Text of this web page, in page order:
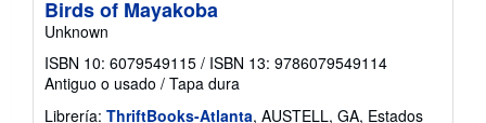
e
s
Birds of Mayakoba
Unknown
ISBN 10: 6079549115 / ISBN 13: 9786079549114
Antiguo o usado / Tapa dura
Librería: ThriftBooks-Atlanta, AUSTELL, GA, Estados